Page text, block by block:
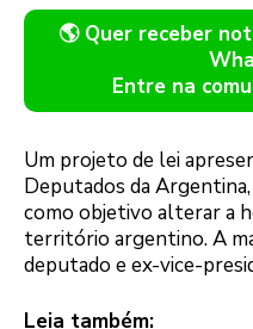
🌎 Quer receber
Entre na
Um projeto de lei
Deputados da
como objetivo alterar a
território argentino. A
deputado e ex-vice-
Leia também: